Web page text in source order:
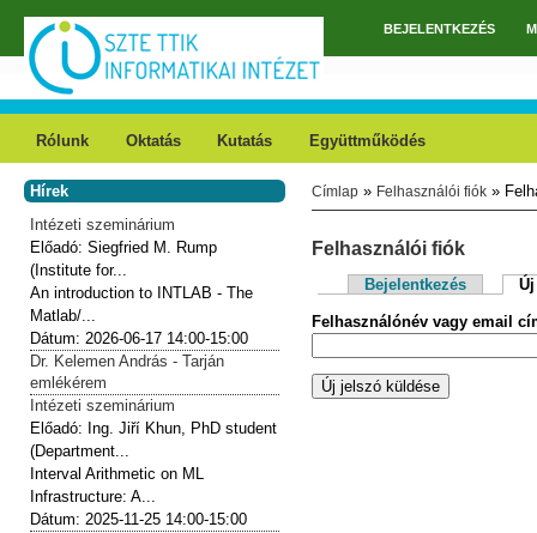
Ugrás a tartalomra
FőmenüBEJELENTKEZÉS
Rólunk Oktatás Kutatás Együttműködés
Jelenlegi hely
Címlap » Felhasználói fiók »
Felhasználói fiók
Elsődleges fülek
Bejelentkezés
Felhasználónév vagy email
Hírek
Intézeti szeminárium
Előadó:Siegfried M. Rump
(Institute for...
An introduction to INTLAB - The
Matlab/...
Dátum: 2026-06-17 14:00-15:00
Dr. Kelemen András - Tarján
emlékérem
Intézeti szeminárium
Előadó: Ing. Jiří Khun, PhD student
(Department...
Interval Arithmetic on ML
Infrastructure: A...
Dátum: 2025-11-25 14:00-15:00